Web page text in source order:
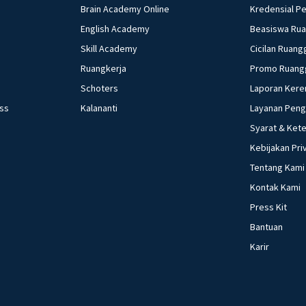
Brain Academy Online
English Academy
Skill Academy
Ruangkerja
Schoters
Kalananti
Kredensial
Beasiswa
Cicilan
Promo
Laporan
Layanan
Syarat &
Kebijakan
Tentang Kami
Kontak Kami
Press Kit
Bantuan
Karir